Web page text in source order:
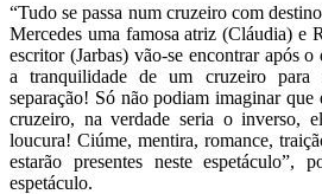
“Tudo se passa num cruzeiro com
Mercedes uma famosa atriz (Cláudia) e
escritor (Jarbas) vão-se encontrar após
a tranquilidade de um cruzeiro para
separação! Só não podiam imaginar que
cruzeiro, na verdade seria o inverso,
loucura! Ciúme, mentira, romance,
estarão presentes neste espetáculo”,
espetáculo.